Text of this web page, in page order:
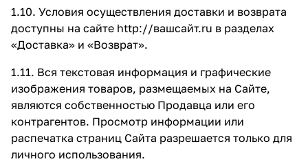
1.10. Условия осуществления доставки и возврата
доступны на сайте http://вашсайт.ru в разделах
«Доставка» и «Возврат».
1.11. Вся текстовая информация и графические
изображения товаров, размещаемых на Сайте,
являются собственностью Продавца или его
контрагентов. Просмотр информации или
распечатка страниц Сайта разрешается только для
личного использования.